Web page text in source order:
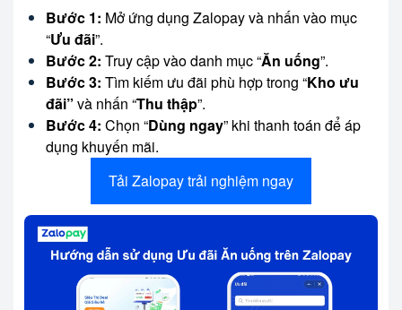
Bước 1: Mở ứng dụng Zalopay và nhấn vào mục
“Ưu đãi”.
Bước 2: Truy cập vào danh mục “Ăn uống”.
Bước 3: Tìm kiếm ưu đãi phù hợp trong “Kho ưu
đãi” và nhấn “Thu thập”.
Bước 4: Chọn “Dùng ngay” khi thanh toán để áp
dụng khuyến mãi.
Tải Zalopay trải nghiệm ngay